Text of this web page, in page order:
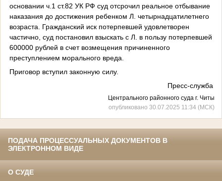
основании ч.1 ст.82 УК РФ суд отсрочил реальное отбывание
наказания до достижения ребенком Л. четырнадцатилетнего
возраста. Гражданский иск потерпевшей удовлетворен
частично, суд постановил взыскать с Л. в пользу потерпевшей
600000 рублей в счет возмещения причиненного
преступлением морального вреда.
Приговор вступил законную силу.
Пресс-служба
Центрального районного суда г. Читы
опубликовано 30.07.2025 11:34 (МСК)
ПОДАЧА ПРОЦЕССУАЛЬНЫХ ДОКУМЕНТОВ В
ЭЛЕКТРОННОМ ВИДЕ
О СУДЕ